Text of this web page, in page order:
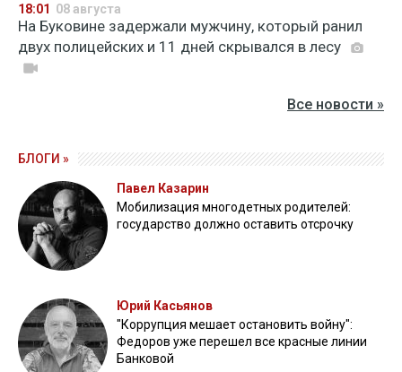
18:01 08 августа
На Буковине задержали мужчину, который ранил
двух полицейских и 11 дней скрывался в лесу
Все новости »
БЛОГИ »
Павел Казарин
Мобилизация многодетных родителей:
государство должно оставить отсрочку
Юрий Касьянов
"Коррупция мешает остановить войну":
Федоров уже перешел все красные линии
Банковой